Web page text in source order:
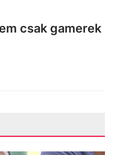
csak gamerek